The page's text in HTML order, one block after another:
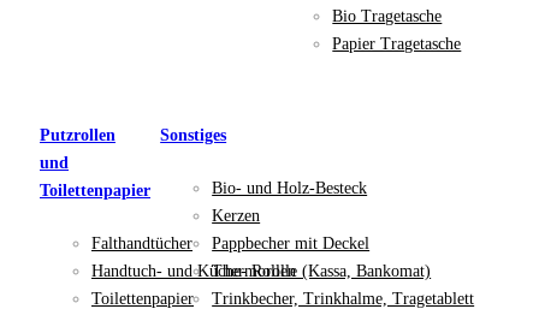
Bio Tragetasche
Papier Tragetasche
Putzrollen
und
Toilettenpapier
Falthandtücher
Handtuch- und Küche- Rollen
Toilettenpapier
Sonstiges
Bio- und Holz-Besteck
Kerzen
Pappbecher mit Deckel
Thermorolle (Kassa, Bankomat)
Trinkbecher, Trinkhalme, Tragetablett